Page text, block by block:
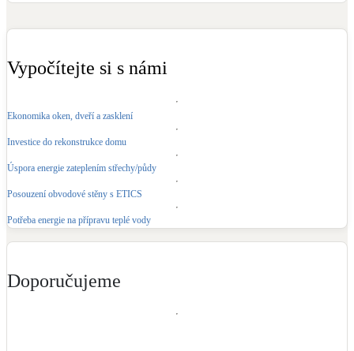
Hlavní zdroje vytápění
Bateriové úložiště
Novostavby
Stínicí technika
Žaluzie, markýzy, pergoly
Vypočítejte si s námi
Ekonomika oken, dveří a zasklení
Investice do rekonstrukce domu
Úspora energie zateplením střechy/půdy
Posouzení obvodové stěny s ETICS
Potřeba energie na přípravu teplé vody
Doporučujeme